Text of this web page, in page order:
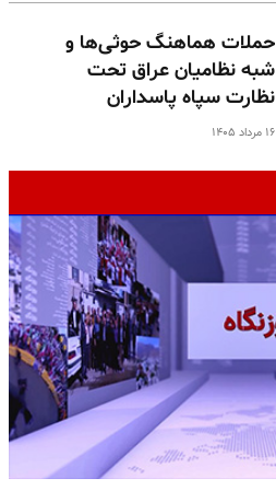
حملات هماهنگ حوثی‌ها و
شبه نظامیان عراق تحت
نظارت سپاه پاسداران
۱۶ مرداد ۱۴۰۵